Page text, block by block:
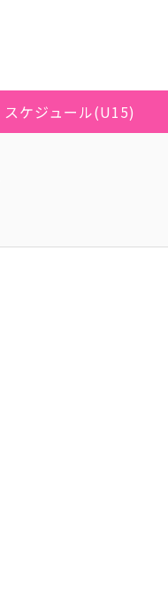
スケジュール(U15)